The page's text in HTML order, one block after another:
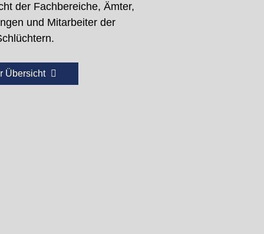
der Fachbereiche, Ämter,
und Mitarbeiter der
Übersicht